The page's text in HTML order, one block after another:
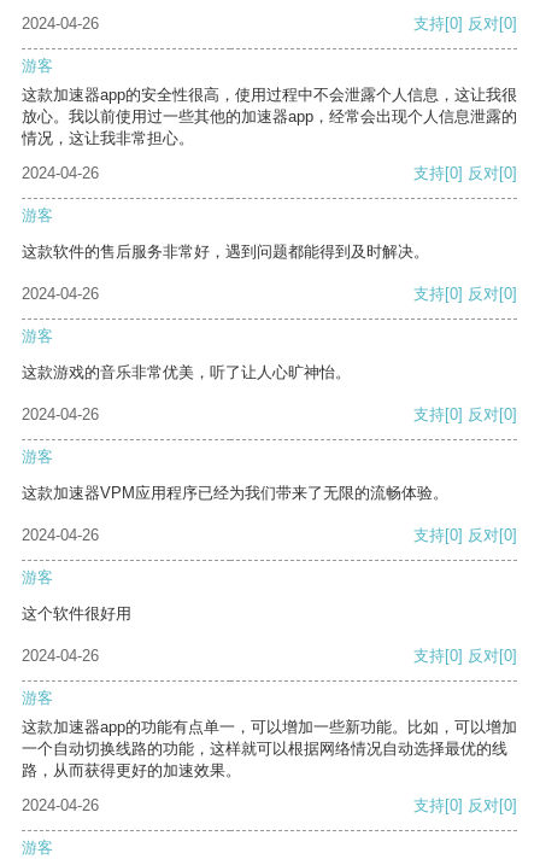
2024-04-26 支持[0] 反对[0]
游客
这款加速器app的安全性很高，使用过程中不会泄露个人信息，这让我很
放心。我以前使用过一些其他的加速器app，经常会出现个人信息泄露的
情况，这让我非常担心。
2024-04-26
支持[0] 反对[0]
游客
这款软件的售后服务非常好，遇到问题都能得到及时解决。
2024-04-26 支持[0] 反对[0]
游客
这款游戏的音乐非常优美，听了让人心旷神怡。
2024-04-26 支持[0] 反对[0]
游客
这款加速器VPM应用程序已经为我们带来了无限的流畅体验。
2024-04-26 支持[0] 反对[0]
游客
这个软件很好用
2024-04-26 支持[0] 反对[0]
游客
这款加速器app的功能有点单一，可以增加一些新功能。比如，可以增加
一个自动切换线路的功能，这样就可以根据网络情况自动选择最优的线
路，从而获得更好的加速效果。
2024-04-26
支持[0] 反对[0]
游客